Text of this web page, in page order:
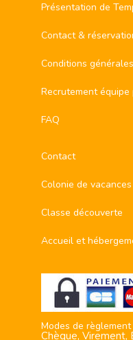
Présentation de
Contact &
Conditions
Recrutement équipe
FAQ
Contact
Colonie de
Classe découverte
Accueil et
Modes de
Chèque, Virement,